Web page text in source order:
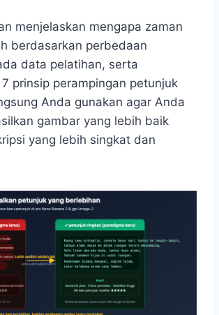
menjelaskan mengapa zaman
berdasarkan perbedaan
data pelatihan, serta
prinsip perampingan petunjuk
Anda gunakan agar Anda
gambar yang lebih baik
yang lebih singkat dan